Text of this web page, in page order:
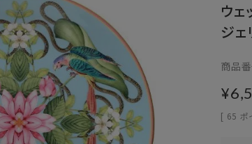
ウ
ジ
商品
¥
[ 65 ポ